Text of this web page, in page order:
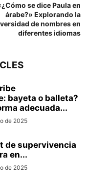
se dice Paula en
árabe?» Explorando la
de nombres en
diferentes idiomas
bayeta o balleta?
adecuada...
de 2025
de supervivencia
en...
de 2025